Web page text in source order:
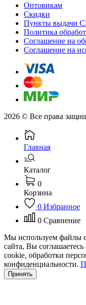
Оптовикам
Скидки
Пункты выдачи
Политика
Соглашение на
Соглашение на
2026 © Все права
Главная
Каталог
0
Корзина
0 Избранное
0 Сравнение
Мы используем файлы
сайта, Вы
cookie, обработки
конфиденциальности.
Принять